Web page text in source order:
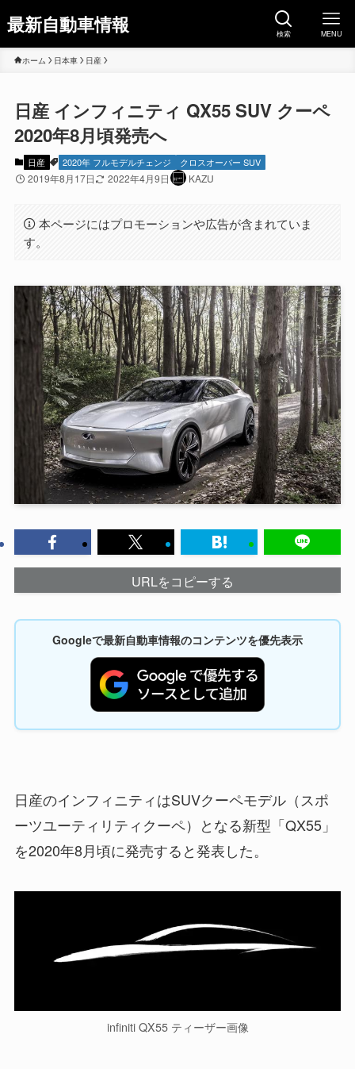
最新自動車情報 検索 MENU
ホーム 日本車 日産
日産 インフィニティ QX55 SUV クーペ
2020年8月頃発売へ
日産 2020年 フルモデルチェンジ クロスオーバー SUV
2019年8月17日 2022年4月9日 KAZU
本ページにはプロモーションや広告が含まれていま
す。
URLをコピーする
Googleで最新自動車情報のコンテンツを優先表示
日産のインフィニティはSUVクーペモデル（スポ
ーツユーティリティクーペ）となる新型「QX55」
を2020年8月頃に発売すると発表した。
infiniti QX55 ティーザー画像